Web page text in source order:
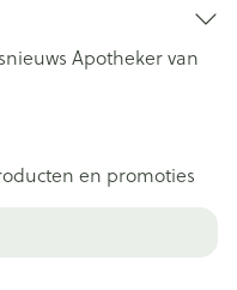
Apotheker van
en promoties